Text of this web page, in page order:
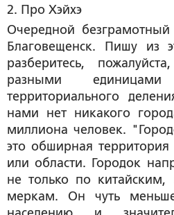
2. Про Хэйхэ
Очередной
Благовещенск. Пишу из
разберитесь,
разными единицами
территориального
нами нет никакого
миллиона человек.
это обширная
или области. Городок
не только по
меркам. Он чуть